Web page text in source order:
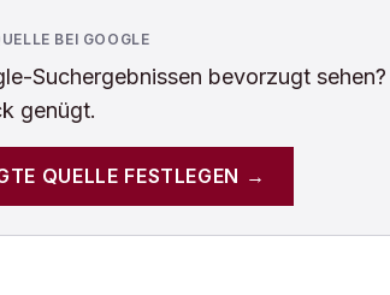
BEI GOOGLE
Suchergebnissen bevorzugt sehen?
genügt.
QUELLE FESTLEGEN →